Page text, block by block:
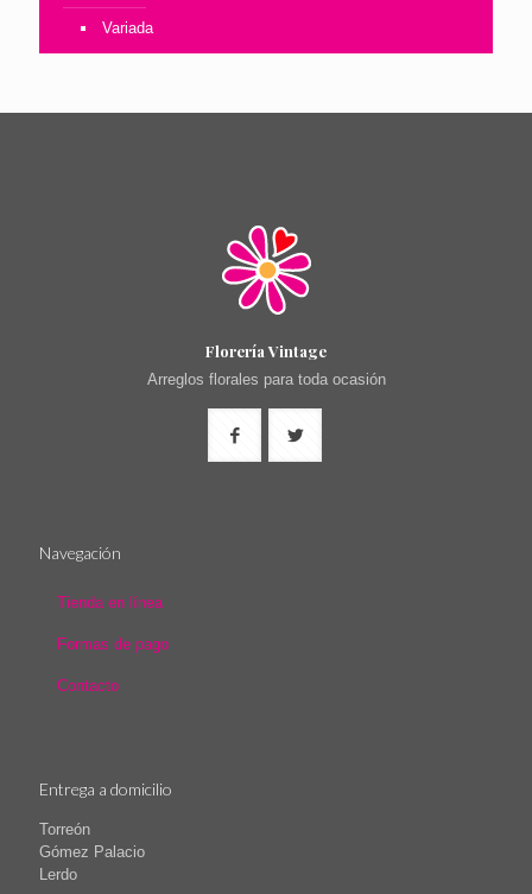
Variada
Florería Vintage
Arreglos florales para toda ocasión
Navegación
Tienda en línea
Formas de pago
Contacto
Entrega a domicilio
Torreón
Gómez Palacio
Lerdo